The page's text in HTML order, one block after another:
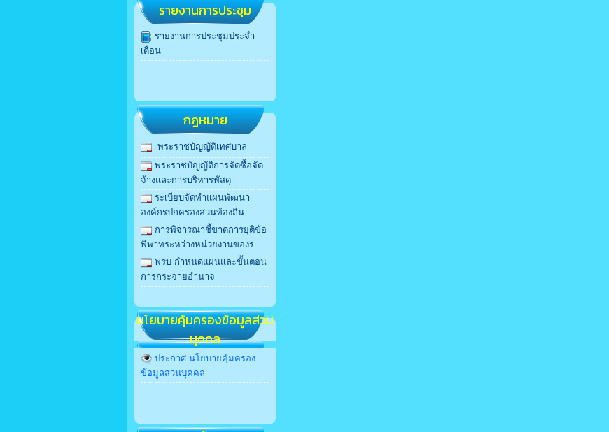
รายงานการประชุม
รายงานการประชุมประจำ
เดือน
กฎหมาย
พระราชบัญญัติเทศบาล
พระราชบัญญัติการจัดซื้อจัด
จ้างและการบริหารพัสดุ
ระเบียบจัดทำแผนพัฒนา
องค์กรปกครองส่วนท้องถิ่น
การพิจารณาชี้ขาดการยุติข้อ
พิพาทระหว่างหน่วยงานของร
พรบ กําหนดแผนและขั้นตอน
การกระจายอํานาจ
นโยบายคุ้มครองข้อมูลส่วน
บุคคล
ประกาศ นโยบายคุ้มครอง
ข้อมูลส่วนบุคคล